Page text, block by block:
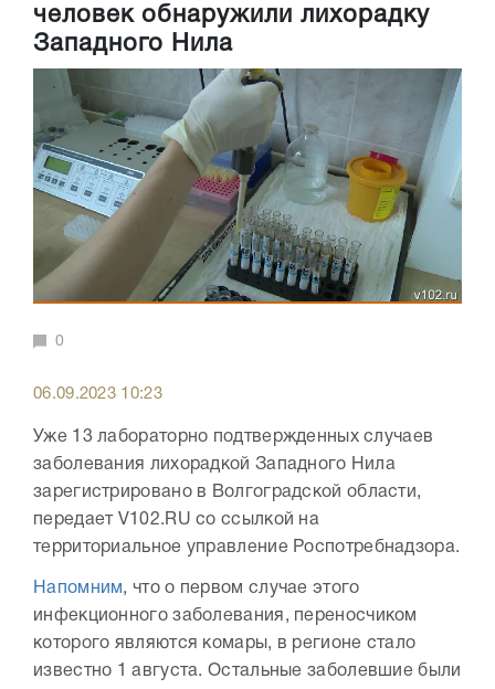
человек обнаружили лихорадку
Западного Нила
0
06.09.2023 10:23
Уже 13 лабораторно подтвержденных случаев
заболевания лихорадкой Западного Нила
зарегистрировано в Волгоградской области,
передает V102.RU со ссылкой на
территориальное управление Роспотребнадзора.
Напомним, что о первом случае этого
инфекционного заболевания, переносчиком
которого являются комары, в регионе стало
известно 1 августа. Остальные заболевшие были